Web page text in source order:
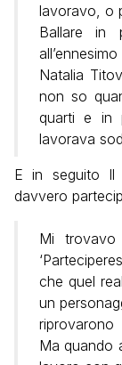
lavoravo, o
Ballare in
Natalia
non so
quarti e in
lavorava
E in seguito Il
davvero
Mi trovavo
che quel
un
Ma quando